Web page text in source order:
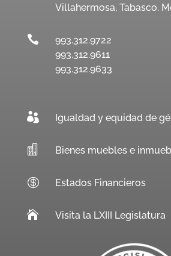
Villahermosa, Tabasco.

993.312.9722
993.312.9611
993.312.9633
 Igualdad y equidad de
 Bienes muebles e
 Estados Financieros
 Visita la LXIII Legislatura